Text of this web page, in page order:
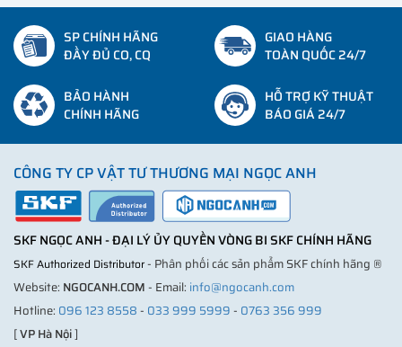
SP CHÍNH HÃNG
ĐẦY ĐỦ CO, CQ
GIAO HÀNG
TOÀN QUỐC 24/7
BẢO HÀNH
CHÍNH HÃNG
HỖ TRỢ KỸ THUẬT
BÁO GIÁ 24/7
CÔNG TY CP VẬT TƯ THƯƠNG MẠI NGỌC ANH
SKF NGỌC ANH - ĐẠI LÝ ỦY QUYỀN VÒNG BI SKF CHÍNH HÃNG
SKF Authorized Distributor- Phân phối các sản phẩm SKF chính hãng ®
Website: NGOCANH.COM- Email: info@ngocanh.com
Hotline: 096 123 8558- 033 999 5999- 0763 356 999
[VP Hà Nội]